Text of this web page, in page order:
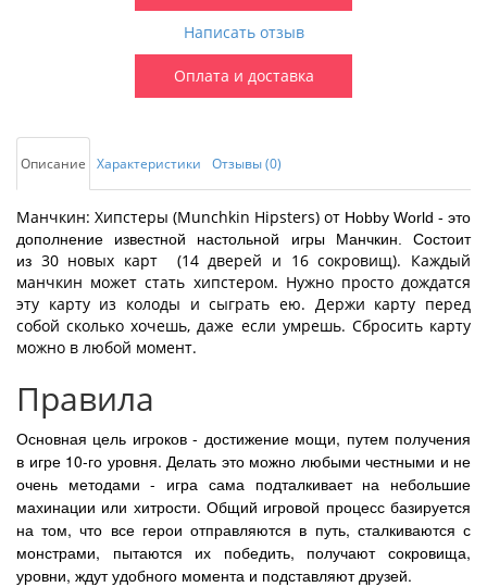
Написать отзыв
Оплата и доставка
Описание Характеристики Отзывы (0)
Манчкин: Хипстеры (Munchkin Hipsters) от Hobby World - это
дополнение известной настольной игры Манчкин. Состоит
из 30 новых карт (14 дверей и 16 сокровищ). Каждый
манчкин может стать хипстером. Нужно просто дождатся
эту карту из колоды и сыграть ею. Держи карту перед
собой сколько хочешь, даже если умрешь. Сбросить карту
можно в любой момент.
Правила
Основная цель игроков - достижение мощи, путем получения
в игре 10-го уровня. Делать это можно любыми честными и не
очень методами - игра сама подталкивает на небольшие
махинации или хитрости. Общий игровой процесс базируется
на том, что все герои отправляются в путь, сталкиваются с
монстрами, пытаются их победить, получают сокровища,
уровни, ждут удобного момента и подставляют друзей.